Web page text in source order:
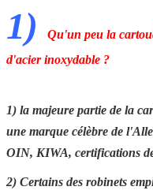
1)
Qu'un peu la
d'acier inoxydable ?
1) la majeure partie de la
une marque célèbre de
OIN, KIWA, certifications
2) Certains des robinets